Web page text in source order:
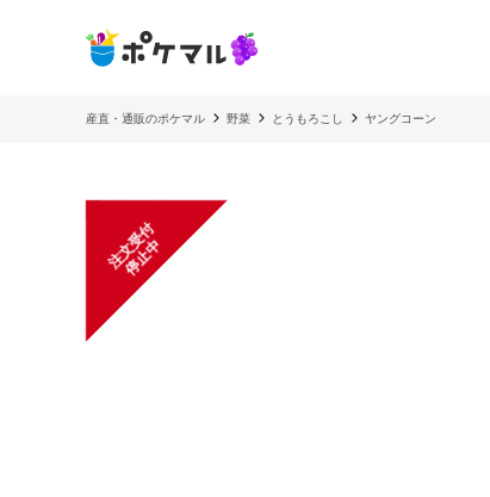
産直・通販のポケマル 野菜 とうもろこし ヤングコーン
注
文
受
付
停
止
中